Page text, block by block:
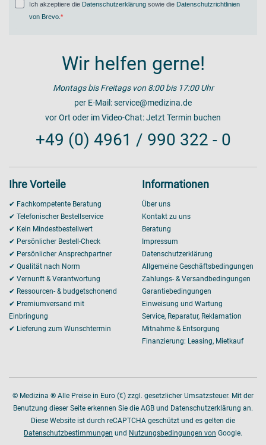
Ich akzeptiere die Datenschutzerklärung sowie die Datenschutzrichtlinien
von Brevo
Wir helfen gerne!
Montags bis Freitags von 8:00 bis 17:00 Uhr
per E-Mail:service@medizina.de
vor Ort oder im Video-Chat:Jetzt Termin buchen
+49 (0) 4961 / 990 322 - 0
Ihre Vorteile
✔ Fachkompetente Beratung
✔ Telefonischer Bestellservice
✔ Kein Mindestbestellwert
✔ Persönlicher Bestell-Check
✔ Persönlicher Ansprechpartner
✔ Qualität nach Norm
✔ Vernunft & Verantwortung
✔ Ressourcen- & budgetschonend
✔ Premiumversand mit
Einbringung
✔ Lieferung zum Wunschtermin
Informationen
Über uns
Kontakt zu uns
Beratung
Impressum
Datenschutzerklärung
Allgemeine Geschäftsbedingungen
Zahlungs- & Versandbedingungen
Garantiebedingungen
Einweisung und Wartung
Service, Reparatur, Reklamation
Mitnahme & Entsorgung
Finanzierung: Leasing, Mietkauf
© Medizina ® Alle Preise in Euro (€) zzgl. gesetzlicher Umsatzsteuer. Mit der
Benutzung dieser Seite erkennen Sie die AGB und Datenschutzerklärung an.
Diese Website ist durch reCAPTCHA geschützt und es gelten die
Datenschutzbestimmungen und Nutzungsbedingungen von Google.